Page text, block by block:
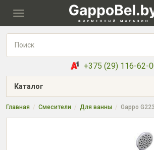
Toggle
+375 (29) 116-62-
Каталог
Главная Смесители Для ванны Gappo